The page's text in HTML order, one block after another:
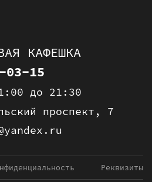
КАФЕШКА
15
до 21:30
проспект, 7
Реквизиты